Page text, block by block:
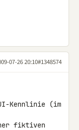
07-26 20:10#1348574
Kennlinie (im
fiktiven